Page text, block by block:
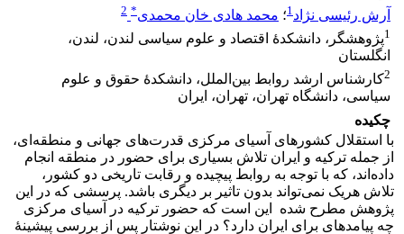
آرش رئیسی نژاد1؛ محمد هادی خان محمدی*
2
1پژوهشگر، دانشکدۀ اقتصاد و علوم سیاسی لندن، لندن،
انگلستان
2کارشناس ارشد روابط بین‌‌‌‌‌‌‌الملل، دانشکدۀ حقوق و علوم
سیاسی، دانشگاه تهران، تهران، ایران
چکیده
با استقلال کشورهای آسیای مرکزی قدرت‌­های جهانی و منطقه­‌ای،
از جمله ترکیه و ایران تلاش بسیاری برای حضور در منطقه انجام
داده‌اند، که با توجه به روابط پیچیده و رقابت تاریخی دو کشور،
تلاش هریک نمی‌­تواند بدون تاثیر بر دیگری باشد. پرسشی که در این
پژوهش مطرح شده این است که حضور ترکیه در آسیای مرکزی
چه پیامد­های برای ایران دارد؟ در این نوشتار پس از بررسی پیشینۀ